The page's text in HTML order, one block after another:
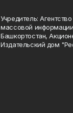
Учредитель:
массовой
Башкортостан,
Издательский дом